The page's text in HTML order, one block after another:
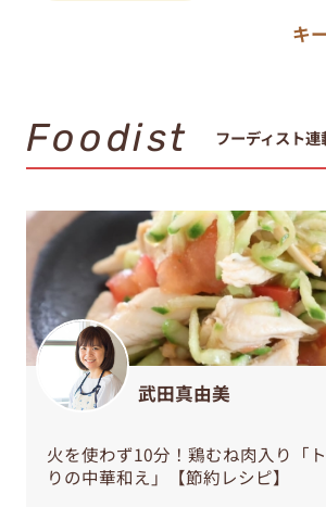
キ
Foodist フーディスト連
武田真由美
火を使わず10分！鶏むね肉入り「
りの中華和え」【節約レシピ】